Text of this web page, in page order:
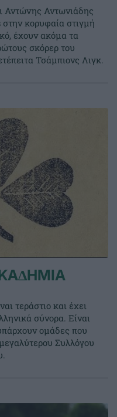
Αντώνης Αντωνιάδης
κορυφαία στιγμή
έχουν ακόμα τα
σκόρερ του
Τσάμπιονς Λιγκ.
τεράστιο και έχει
σύνορα. Είναι
ομάδες που
Συλλόγου